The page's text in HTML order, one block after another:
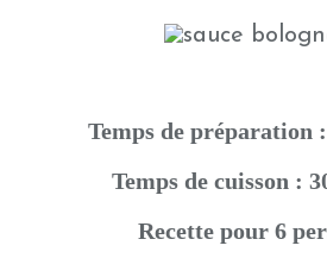
Temps de préparation
Temps de cuisson :
Recette pour 6